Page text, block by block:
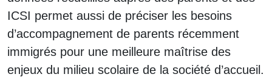
ICSI permet aussi de préciser les besoins
d’accompagnement de parents récemment
immigrés pour une meilleure maîtrise des
enjeux du milieu scolaire de la société d’accueil.